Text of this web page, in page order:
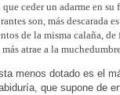
ceder un adarme en
son, más descarada
de la misma calaña,
más atrae a la
menos dotado es el
que supone de